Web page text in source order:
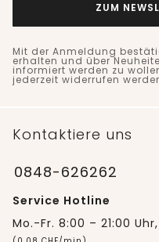
ZUM
Mit der Anmeldung
erhalten und über
informiert werden zu
jederzeit widerrufen
Kontaktiere uns
0848-626262
Service Hotline
Mo.-Fr. 8:00 – 21:00